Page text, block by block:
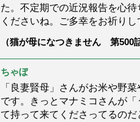
た。不定期での近況報告を心
くださいね。ご多幸をお祈り
（猫が母になつきません 第500
ちゃぼ
「良妻賢母」さんがお米や野
です。きっとマナミコさんが
て持って来てくださってるのだ